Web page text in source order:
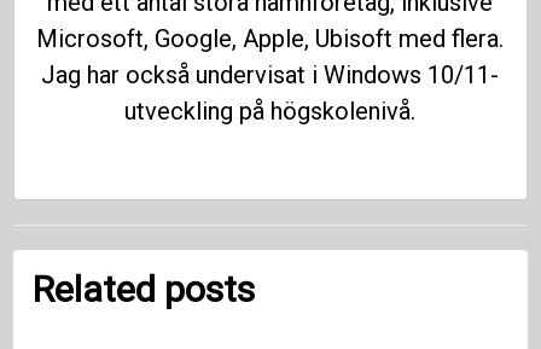
Microsoft, Google, Apple, Ubisoft med flera.
Jag har också undervisat i Windows 10/11-
utveckling på högskolenivå.
Related posts